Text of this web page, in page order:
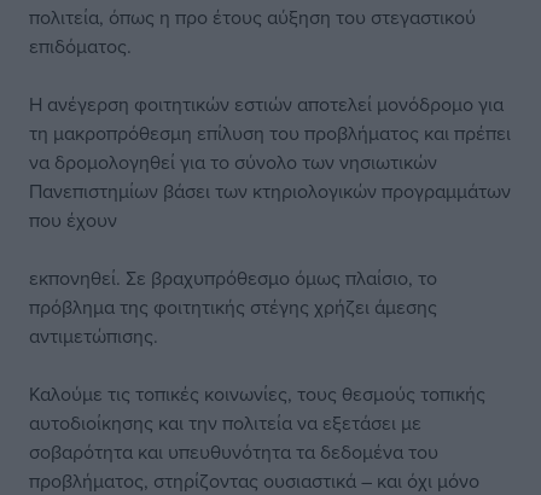
πολιτεία, όπως η προ έτους αύξηση του στεγαστικού
επιδόματος.
Η ανέγερση φοιτητικών εστιών αποτελεί μονόδρομο για
τη μακροπρόθεσμη επίλυση του προβλήματος και πρέπει
να δρομολογηθεί για το σύνολο των νησιωτικών
Πανεπιστημίων βάσει των κτηριολογικών προγραμμάτων
που έχουν
εκπονηθεί. Σε βραχυπρόθεσμο όμως πλαίσιο, το
πρόβλημα της φοιτητικής στέγης χρήζει άμεσης
αντιμετώπισης.
Καλούμε τις τοπικές κοινωνίες, τους θεσμούς τοπικής
αυτοδιοίκησης και την πολιτεία να εξετάσει με
σοβαρότητα και υπευθυνότητα τα δεδομένα του
προβλήματος, στηρίζοντας ουσιαστικά – και όχι μόνο